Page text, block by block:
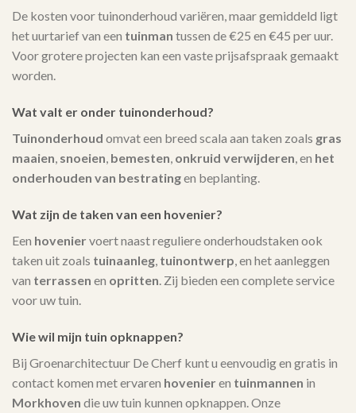
De kosten voor tuinonderhoud variëren, maar gemiddeld ligt
het uurtarief van een tuinman tussen de €25 en €45 per uur.
Voor grotere projecten kan een vaste prijsafspraak gemaakt
worden.
Wat valt er onder tuinonderhoud?
Tuinonderhoud omvat een breed scala aan taken zoals gras
maaien, snoeien, bemesten, onkruid verwijderen, en het
onderhouden van bestratingen beplanting.
Wat zijn de taken van een hovenier?
Een hoveniervoert naast reguliere onderhoudstaken ook
taken uit zoals tuinaanleg, tuinontwerp, en het aanleggen
van terrassen en opritten. Zij bieden een complete service
voor uw tuin.
Wie wil mijn tuin opknappen?
Bij Groenarchitectuur De Cherf kunt u eenvoudig en gratis in
contact komen met ervaren hovenieren tuinmannen in
Morkhoven die uw tuin kunnen opknappen. Onze